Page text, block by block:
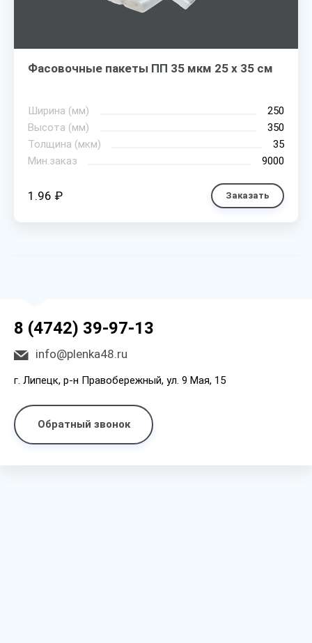
Фасовочные пакеты ПП 35 мкм 25 х 35 см
Ширина (мм)
250
Высота (мм)
350
Толщина (мкм)
35
Мин.заказ
9000
1.96 ₽ Заказать
8 (4742) 39-97-13
info@plenka48.ru
г. Липецк, р-н Правобережный, ул. 9 Мая, 15
Обратный звонок